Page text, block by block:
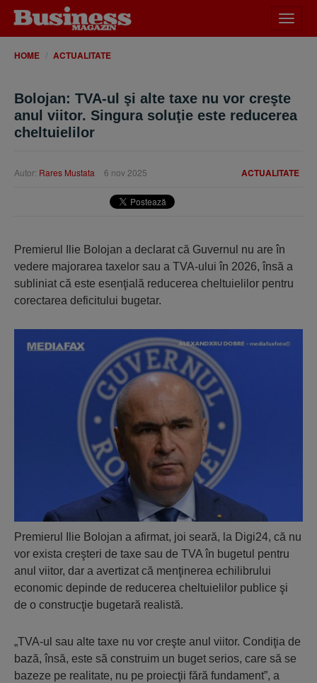
meniu
HOME ACTUALITATE
Bolojan: TVA-ul şi alte taxe nu vor creşte
anul viitor. Singura soluţie este reducerea
cheltuielilor
ACTUALITATE
Autor: Rares Mustata 6 nov 2025
Premierul Ilie Bolojan a declarat că Guvernul nu are în
vedere majorarea taxelor sau a TVA-ului în 2026, însă a
subliniat că este esenţială reducerea cheltuielilor pentru
corectarea deficitului bugetar.
Premierul Ilie Bolojan a afirmat, joi seară, la Digi24, că nu
vor exista creşteri de taxe sau de TVA în bugetul pentru
anul viitor, dar a avertizat că menţinerea echilibrului
economic depinde de reducerea cheltuielilor publice şi
de o construcţie bugetară realistă.
„TVA-ul sau alte taxe nu vor creşte anul viitor. Condiţia de
bază, însă, este să construim un buget serios, care să se
bazeze pe realitate, nu pe proiecţii fără fundament”, a